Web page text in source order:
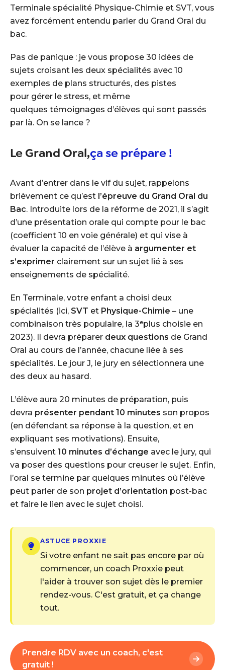
Terminale spécialité Physique-Chimie et SVT, vous
avez forcément entendu parler du Grand Oral du
bac.
Pas de panique : je vous propose 30 idées de
sujets croisant les deux spécialités avec 10
exemples de plans structurés, des pistes
pour gérer le stress, et même
quelques témoignages d’élèves qui sont passés
par là. On se lance ?
Le Grand Oral,ça se prépare !
Avant d’entrer dans le vif du sujet, rappelons
brièvement ce qu’est l’épreuve du Grand Oral du
Bac. Introduite lors de la réforme de 2021, il s’agit
d’une présentation orale qui compte pour le bac
(coefficient 10 en voie générale) et qui vise à
évaluer la capacité de l’élève à argumenter et
s’exprimer clairement sur un sujet lié à ses
enseignements de spécialité.
En Terminale, votre enfant a choisi deux
spécialités (ici, SVT et Physique-Chimie – une
combinaison très populaire, la 3ᵉplus choisie en
2023). Il devra préparer deux questions de Grand
Oral au cours de l’année, chacune liée à ses
spécialités. Le jour J, le jury en sélectionnera une
des deux au hasard.
L’élève aura 20 minutes de préparation, puis
devra présenter pendant 10 minutes son propos
(en défendant sa réponse à la question, et en
expliquant ses motivations). Ensuite,
s’ensuivent 10 minutes d’échange avec le jury, qui
va poser des questions pour creuser le sujet. Enfin,
l’oral se termine par quelques minutes où l’élève
peut parler de son projet d’orientation post-bac
et faire le lien avec le sujet choisi.
ASTUCE PROXXIE
Si votre enfant ne sait pas encore par où
commencer, un coach Proxxie peut
l'aider à trouver son sujet dès le premier
rendez-vous. C'est gratuit, et ça change
tout.
Prendre RDV avec un coach, c'est
gratuit !